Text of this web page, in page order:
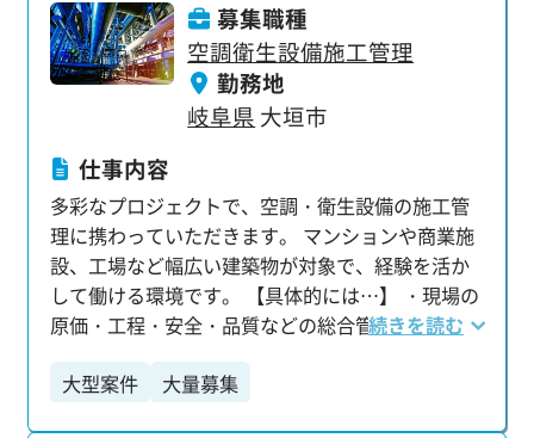
募集職種
空調衛生設備施工管理
勤務地
岐阜県 大垣市
仕事内容
多彩なプロジェクトで、空調・衛生設備の施工管
理に携わっていただきます。 マンションや商業施
設、工場など幅広い建築物が対象で、経験を活か
して働ける環境です。 【具体的には…】 ・現場の
原価・工程・安全・品質などの総合管理 ・現場写
真の撮影・記録管理 ・協力業者との打ち合わせ
や、資材の発注・調整 ・関連書類の作成、各種手
続きを読む
大型案件 大量募集